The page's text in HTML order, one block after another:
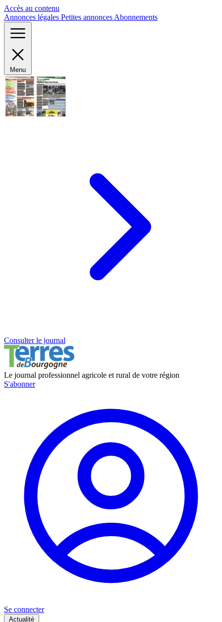
Accès au contenu
Annonces légales Petites annonces Abonnements
Menu
Consulter le journal
Le journal professionnel agricole et rural de votre région
S'abonner
Se connecter
Actualité
Panneau de gestion des cookies